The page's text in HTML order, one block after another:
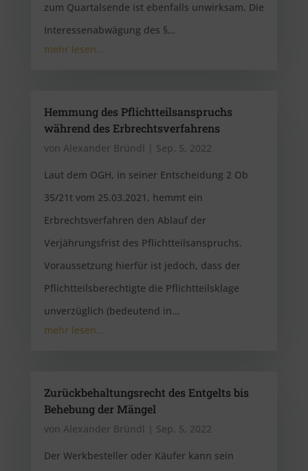
zum Quartalsende ist ebenfalls unwirksam. Die
Interessenabwägung des §…
mehr lesen…
Hemmung des Pflichtteilsanspruchs
während des Erbrechtsverfahrens
von Alexander Bründl Sep. 5, 2022
Laut dem OGH, in seiner Entscheidung 2 Ob
35/21t vom 25.03.2021, hemmt ein
Erbrechtsverfahren den Ablauf der
Verjährungsfrist des Pflichtteilsanspruchs.
Voraussetzung hierfür ist jedoch, dass der
Pflichtteilsberechtigte die Pflichtteilsklage
unverzüglich (bedeutend in…
mehr lesen…
Zurückbehaltungsrecht des Entgelts bis
Behebung der Mängel
von Alexander Bründl Sep. 5, 2022
Der Werkbesteller oder Käufer kann sein